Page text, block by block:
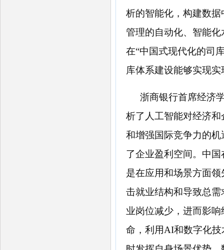
析的智能化，构建数
管理的自动化、智能
在“中国式现代化的司
库体系建设能够实现
浙商银行首席经济
析了人工智能对经济
和增强国际竞争力的
了企业盈利空间。中
是在应用和场景方面
击就业结构和导致总
业岗位减少，进而影
命，利用AI和数字化